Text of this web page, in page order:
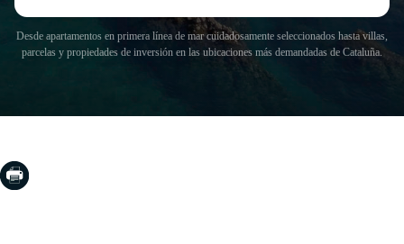
Desde apartamentos en primera línea de mar cuidadosamente seleccionados hasta villas,
parcelas y propiedades de inversión en las ubicaciones más demandadas de Cataluña.